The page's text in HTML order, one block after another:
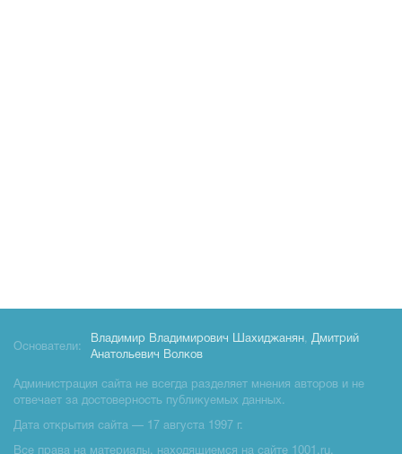
Основатели:
Владимир Владимирович Шахиджанян, Дмитрий
Анатольевич Волков
Администрация сайта не всегда разделяет мнения авторов и не
отвечает за достоверность публикуемых данных.
Дата открытия сайта — 17 августа 1997 г.
Все права на материалы, находящиемся на сайте 1001.ru,